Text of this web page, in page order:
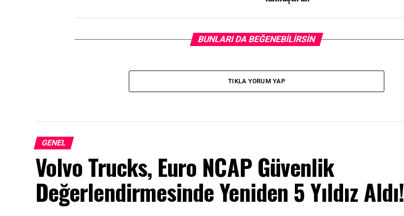
BUNLARI DA BEĞENEBILIRSIN
TIKLA YORUM YAP
GENEL
Volvo Trucks, Euro NCAP Güvenlik
Değerlendirmesinde Yeniden 5 Yıldız Aldı!